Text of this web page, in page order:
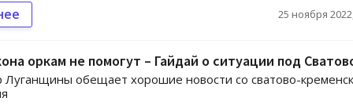
25 ноября
оркам не помогут – Гайдай о ситуации под
Луганщины обещает хорошие новости со сватово-